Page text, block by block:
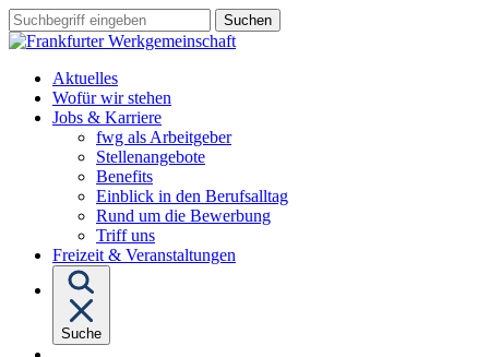
Sprungziel:
Zum
Sprungziel:
Zur
Sprungziel:
Zum
Suchbegriff
eingeben
Aktuelles
Wofür wir stehen
Jobs & KarriereUntermenü
von
"Jobs
&
fwg als Arbeitgeber
Stellenangebote
Benefits
Einblick in den Berufsalltag
Rund um die Bewerbung
Triff uns
Freizeit & Veranstaltungen
Suche